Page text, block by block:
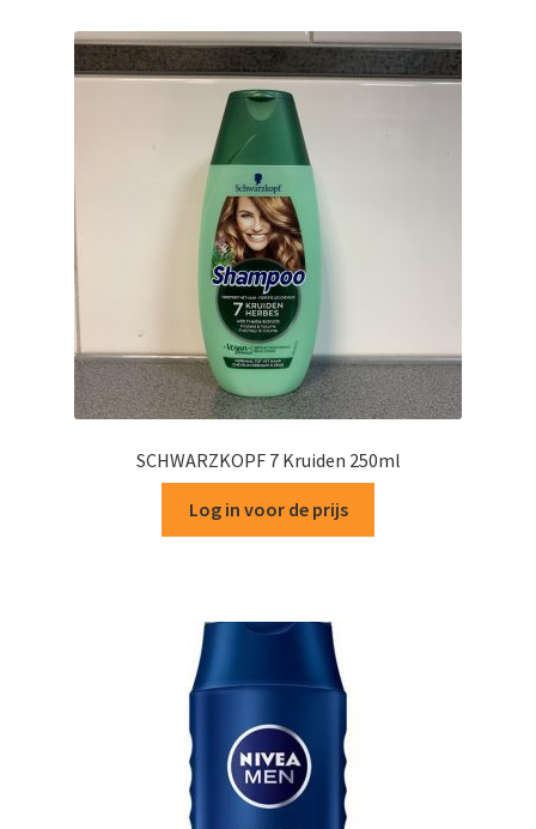
SCHWARZKOPF 7 Kruiden 250ml
Log in voor de prijs